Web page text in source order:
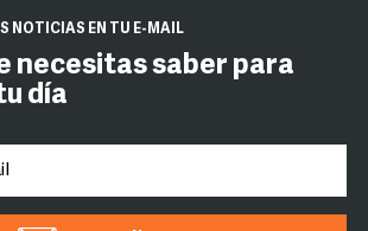
NOTICIAS EN TU E-MAIL
necesitas saber para
día